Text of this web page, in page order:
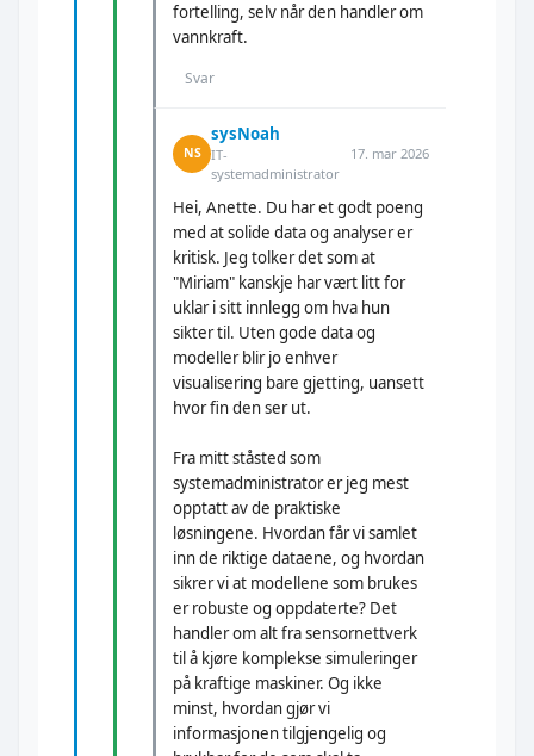
fortelling, selv når den handler om
vannkraft.
Svar
NS
sysNoah
IT-
systemadministrator
17. mar 2026
Hei, Anette. Du har et godt poeng
med at solide data og analyser er
kritisk. Jeg tolker det som at
"Miriam" kanskje har vært litt for
uklar i sitt innlegg om hva hun
sikter til. Uten gode data og
modeller blir jo enhver
visualisering bare gjetting, uansett
hvor fin den ser ut.
Fra mitt ståsted som
systemadministrator er jeg mest
opptatt av de praktiske
løsningene. Hvordan får vi samlet
inn de riktige dataene, og hvordan
sikrer vi at modellene som brukes
er robuste og oppdaterte? Det
handler om alt fra sensornettverk
til å kjøre komplekse simuleringer
på kraftige maskiner. Og ikke
minst, hvordan gjør vi
informasjonen tilgjengelig og